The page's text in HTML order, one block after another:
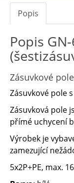
Popis
Popis
Zásuvkové
Zásuvkové pole
Zásuvková pole
přímé uchycení
Výrobek je
zamezující
5x2P+PE, max.